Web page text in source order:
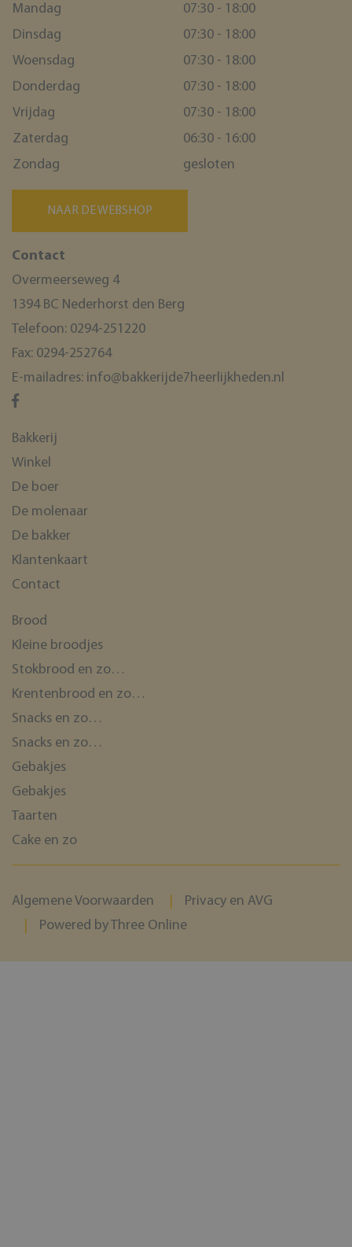
Mandag
07:30 - 18:00
Dinsdag
07:30 - 18:00
Woensdag
07:30 - 18:00
Donderdag
07:30 - 18:00
Vrijdag
07:30 - 18:00
Zaterdag
06:30 - 16:00
Zondag
gesloten
NAAR DE WEBSHOP
Contact
Overmeerseweg 4
1394 BC Nederhorst den Berg
Telefoon: 0294-251220
Fax: 0294-252764
E-mailadres: info@bakkerijde7heerlijkheden.nl
Bakkerij
Winkel
De boer
De molenaar
De bakker
Klantenkaart
Contact
Brood
Kleine broodjes
Stokbrood en zo…
Krentenbrood en zo…
Snacks en zo…
Snacks en zo…
Gebakjes
Gebakjes
Taarten
Cake en zo
Algemene Voorwaarden
Privacy en AVG
Powered by Three Online